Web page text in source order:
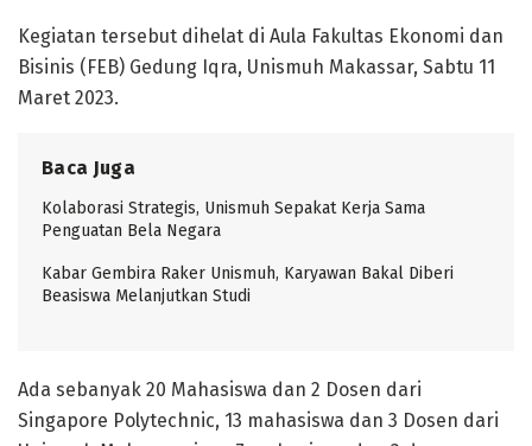
Kegiatan tersebut dihelat di Aula Fakultas Ekonomi dan
Bisinis (FEB) Gedung Iqra, Unismuh Makassar, Sabtu 11
Maret 2023.
Baca Juga
Kolaborasi Strategis, Unismuh Sepakat Kerja Sama
Penguatan Bela Negara
Kabar Gembira Raker Unismuh, Karyawan Bakal Diberi
Beasiswa Melanjutkan Studi
Ada sebanyak 20 Mahasiswa dan 2 Dosen dari
Singapore Polytechnic, 13 mahasiswa dan 3 Dosen dari